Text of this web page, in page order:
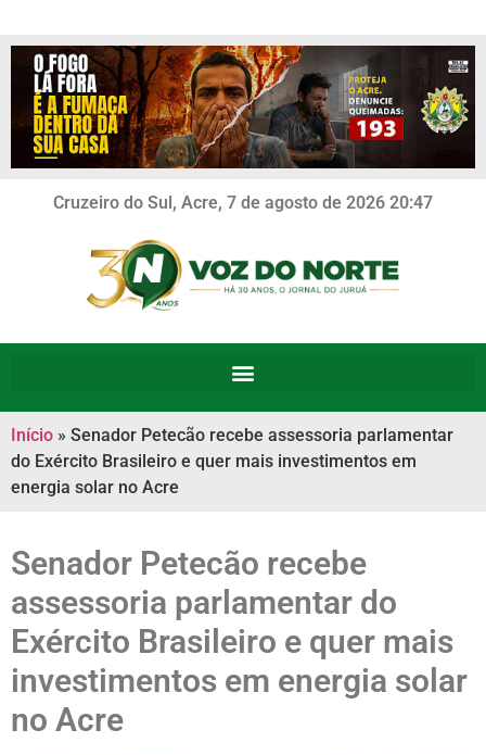
Cruzeiro do Sul, Acre, 7 de agosto de 2026 20:47
Início » Senador Petecão recebe assessoria parlamentar
do Exército Brasileiro e quer mais investimentos em
energia solar no Acre
Senador Petecão recebe
assessoria parlamentar do
Exército Brasileiro e quer mais
investimentos em energia solar
no Acre